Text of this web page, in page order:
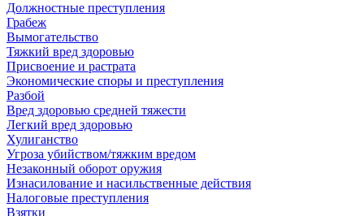
Должностные преступления
Грабеж
Вымогательство
Тяжкий вред здоровью
Присвоение и растрата
Экономические споры и преступления
Разбой
Вред здоровью средней тяжести
Легкий вред здоровью
Хулиганство
Угроза убийством/тяжким вредом
Незаконный оборот оружия
Изнасилование и насильственные действия
Налоговые преступления
Взятки